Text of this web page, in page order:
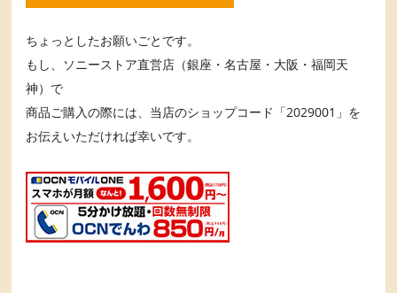
ちょっとしたお願いごとです。
もし、ソニーストア直営店（銀座・名古屋・大阪・福岡天
神）で
商品ご購入の際には、当店のショップコード「2029001」を
お伝えいただければ幸いです。